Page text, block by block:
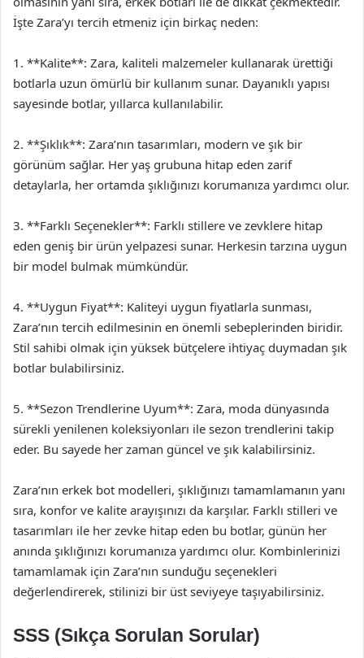
İşte Zara’yı tercih etmeniz için birkaç neden:
1. **Kalite**: Zara, kaliteli malzemeler kullanarak ürettiği
botlarla uzun ömürlü bir kullanım sunar. Dayanıklı yapısı
sayesinde botlar, yıllarca kullanılabilir.
2. **Şıklık**: Zara’nın tasarımları, modern ve şık bir
görünüm sağlar. Her yaş grubuna hitap eden zarif
detaylarla, her ortamda şıklığınızı korumanıza yardımcı olur.
3. **Farklı Seçenekler**: Farklı stillere ve zevklere hitap
eden geniş bir ürün yelpazesi sunar. Herkesin tarzına uygun
bir model bulmak mümkündür.
4. **Uygun Fiyat**: Kaliteyi uygun fiyatlarla sunması,
Zara’nın tercih edilmesinin en önemli sebeplerinden biridir.
Stil sahibi olmak için yüksek bütçelere ihtiyaç duymadan şık
botlar bulabilirsiniz.
5. **Sezon Trendlerine Uyum**: Zara, moda dünyasında
sürekli yenilenen koleksiyonları ile sezon trendlerini takip
eder. Bu sayede her zaman güncel ve şık kalabilirsiniz.
Zara’nın erkek bot modelleri, şıklığınızı tamamlamanın yanı
sıra, konfor ve kalite arayışınızı da karşılar. Farklı stilleri ve
tasarımları ile her zevke hitap eden bu botlar, günün her
anında şıklığınızı korumanıza yardımcı olur. Kombinlerinizi
tamamlamak için Zara’nın sunduğu seçenekleri
değerlendirerek, stilinizi bir üst seviyeye taşıyabilirsiniz.
SSS (Sıkça Sorulan Sorular)